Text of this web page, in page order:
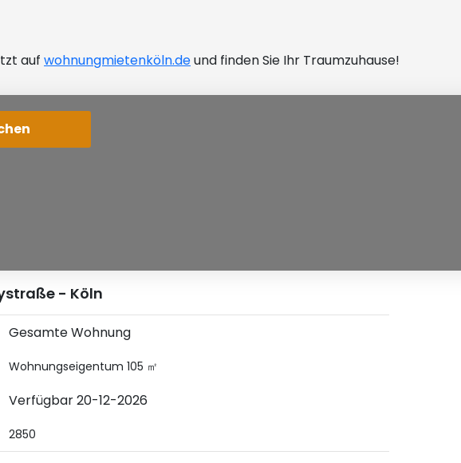
auf wohnungmietenköln.deund finden Sie Ihr Traumzuhause!
- Köln
Gesamte Wohnung
Wohnungseigentum 105 ㎡
Verfügbar 20-12-2026
2850